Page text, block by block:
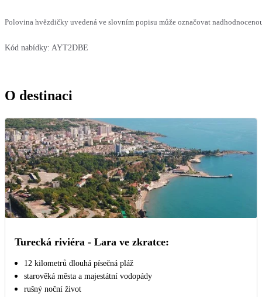
Polovina hvězdičky uvedená ve slovním popisu může označovat
Kód nabídky: AYT2DBE
O destinaci
Turecká riviéra - Lara ve zkratce:
12 kilometrů dlouhá písečná pláž
starověká města a majestátní vodopády
rušný noční život